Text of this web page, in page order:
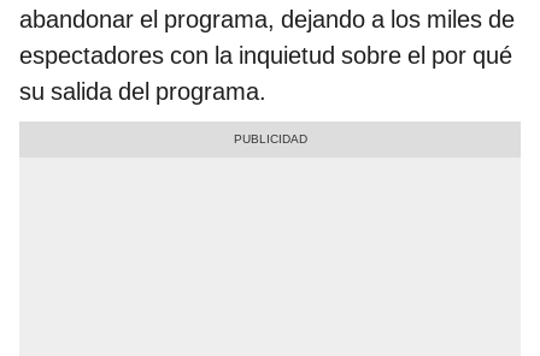
abandonar el programa, dejando a los miles de
espectadores con la inquietud sobre el por qué
su salida del programa.